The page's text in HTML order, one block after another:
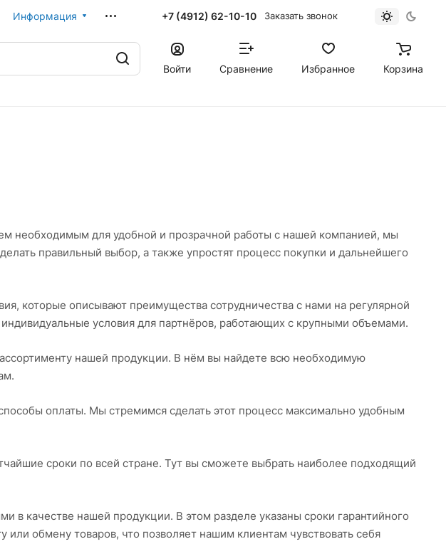
Информация +7 (4912) 62-10-10 Заказать звонок
Войти Сравнение Избранное Корзина
необходимым для удобной и прозрачной работы с нашей компанией, мы
правильный выбор, а также упростят процесс покупки и дальнейшего
которые описывают преимущества сотрудничества с нами на регулярной
условия для партнёров, работающих с крупными объемами.
нашей продукции. В нём вы найдете всю необходимую
оплаты. Мы стремимся сделать этот процесс максимально удобным
сроки по всей стране. Тут вы сможете выбрать наиболее подходящий
в качестве нашей продукции. В этом разделе указаны сроки гарантийного
обмену товаров, что позволяет нашим клиентам чувствовать себя